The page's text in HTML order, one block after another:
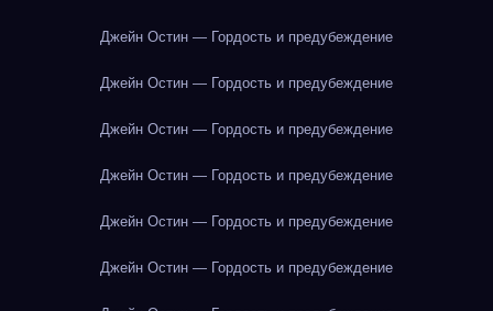
Джейн Остин — Гордость и предубеждение
Джейн Остин — Гордость и предубеждение
Джейн Остин — Гордость и предубеждение
Джейн Остин — Гордость и предубеждение
Джейн Остин — Гордость и предубеждение
Джейн Остин — Гордость и предубеждение